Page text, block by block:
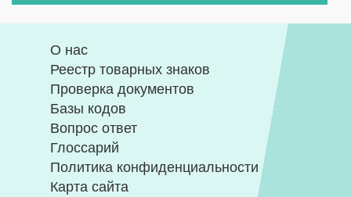
О нас
Реестр товарных знаков
Проверка документов
Базы кодов
Вопрос ответ
Глоссарий
Политика конфиденциальности
Карта сайта